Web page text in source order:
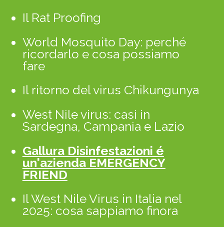
Il Rat Proofing
World Mosquito Day: perché
ricordarlo e cosa possiamo
fare
Il ritorno del virus Chikungunya
West Nile virus: casi in
Sardegna, Campania e Lazio
Gallura Disinfestazioni é
un'azienda EMERGENCY
FRIEND
Il West Nile Virus in Italia nel
2025: cosa sappiamo finora